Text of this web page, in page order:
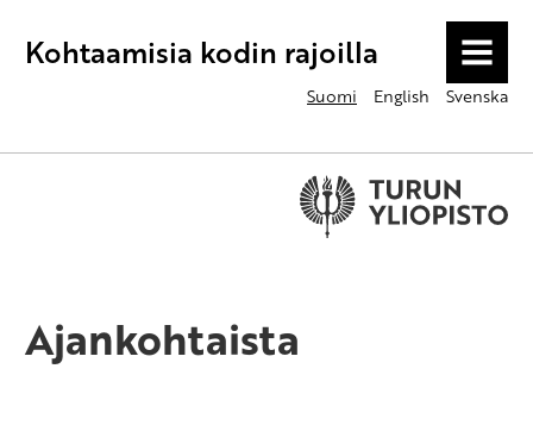
Kohtaamisia kodin rajoilla MENU
Suomi English Svenska
Ajankohtaista